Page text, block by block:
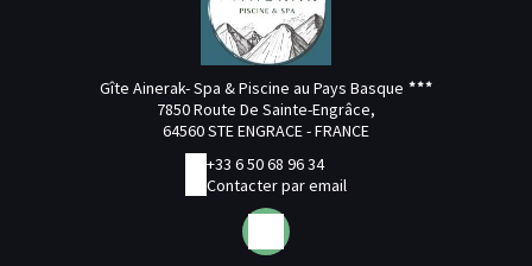
Gîte Ainerak- Spa & Piscine au Pays Basque
7850 Route De Sainte-Engrâce,
64560 STE ENGRACE - FRANCE
+33 6 50 68 96 34
Contacter par email